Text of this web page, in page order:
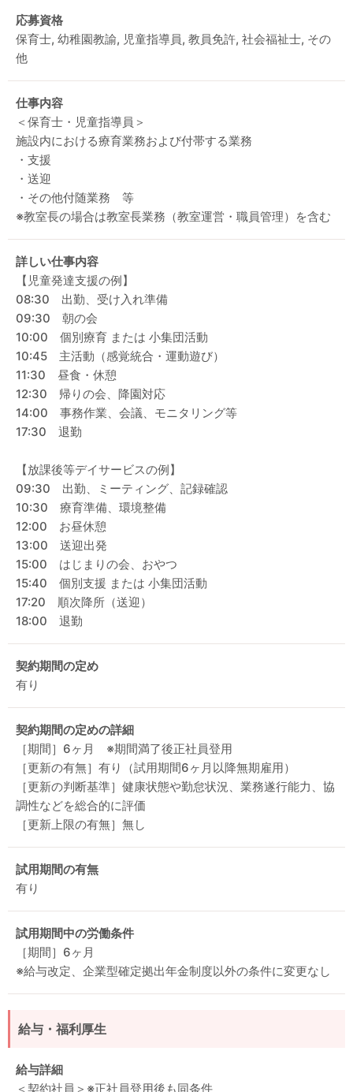
応募資格
保育士, 幼稚園教諭, 児童指導員, 教員免許, 社会福祉士, その
他
仕事内容
＜保育士・児童指導員＞
施設内における療育業務および付帯する業務
・支援
・送迎
・その他付随業務 等
※教室長の場合は教室長業務（教室運営・職員管理）を含む
詳しい仕事内容
【児童発達支援の例】
08:30 出勤、受け入れ準備
09:30 朝の会
10:00 個別療育 または 小集団活動
10:45 主活動（感覚統合・運動遊び）
11:30 昼食・休憩
12:30 帰りの会、降園対応
14:00 事務作業、会議、モニタリング等
17:30 退勤
【放課後等デイサービスの例】
09:30 出勤、ミーティング、記録確認
10:30 療育準備、環境整備
12:00 お昼休憩
13:00 送迎出発
15:00 はじまりの会、おやつ
15:40 個別支援 または 小集団活動
17:20 順次降所（送迎）
18:00 退勤
契約期間の定め
有り
契約期間の定めの詳細
［期間］6ヶ月 ※期間満了後正社員登用
［更新の有無］有り（試用期間6ヶ月以降無期雇用）
［更新の判断基準］健康状態や勤怠状況、業務遂行能力、協
調性などを総合的に評価
［更新上限の有無］無し
試用期間の有無
有り
試用期間中の労働条件
［期間］6ヶ月
※給与改定、企業型確定拠出年金制度以外の条件に変更なし
給与・福利厚生
給与詳細
＜契約社員＞※正社員登用後も同条件